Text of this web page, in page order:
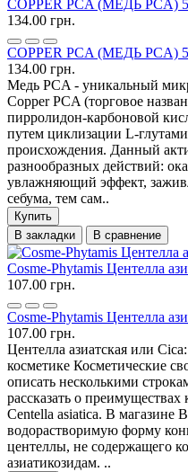
COPPER PCA (МЕДЬ PCA)
134.00 грн.
COPPER PCA (МЕДЬ PCA)
134.00 грн.
Медь PCA - уникальный
Copper PCA (торговое
пирролидон-карбоновой
путем циклизации L-
происхождения. Данный
разнообразных действий:
увлажняющий эффект,
себума, тем сам..
Купить
В закладки
В сравнение
Cosme-Phytamis Центелла
107.00 грн.
Cosme-Phytamis Центелла
107.00 грн.
Центелла азиатская или
косметике Косметические
описать несколькими
рассказать о
Centella asiatica. В магазине
водорастворимую форму
центеллы, не содержащего
азиатикозидам. ..